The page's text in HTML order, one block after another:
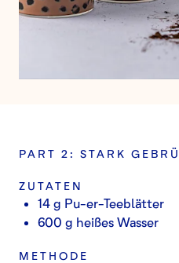
PART 2: STARK
ZUTATEN
14 g Pu-er-Teeblätter
600 g heißes Wasser
METHODE